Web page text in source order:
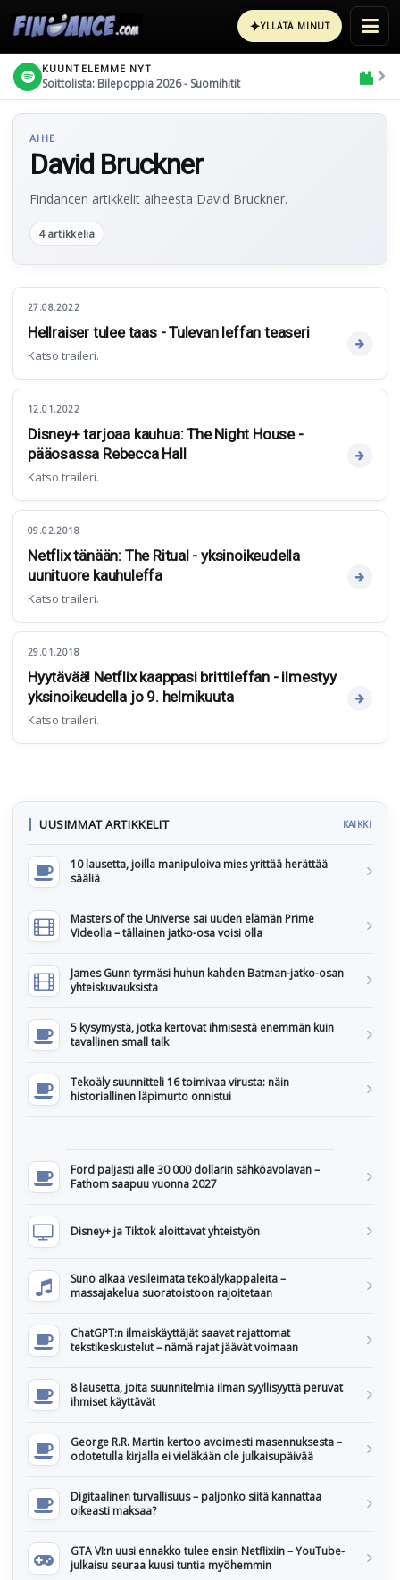
✦YLLÄTÄ MINUT
KUUNTELEMME NYT
Soittolista: Bilepoppia 2026 - Suomihitit
AIHE
David Bruckner
Findancen artikkelit aiheesta David Bruckner.
4 artikkelia
27.08.2022
Hellraiser tulee taas - Tulevan leffan teaseri
Katso traileri.
12.01.2022
Disney+ tarjoaa kauhua: The Night House -
pääosassa Rebecca Hall
Katso traileri.
09.02.2018
Netflix tänään: The Ritual - yksinoikeudella
uunituore kauhuleffa
Katso traileri.
29.01.2018
Hyytävää! Netflix kaappasi brittileffan - ilmestyy
yksinoikeudella jo 9. helmikuuta
Katso traileri.
UUSIMMAT ARTIKKELIT KAIKKI
10 lausetta, joilla manipuloiva mies yrittää herättää
sääliä
Masters of the Universe sai uuden elämän Prime
Videolla – tällainen jatko-osa voisi olla
James Gunn tyrmäsi huhun kahden Batman-jatko-osan
yhteiskuvauksista
5 kysymystä, jotka kertovat ihmisestä enemmän kuin
tavallinen small talk
Tekoäly suunnitteli 16 toimivaa virusta: näin
historiallinen läpimurto onnistui
Ford paljasti alle 30 000 dollarin sähköavolavan –
Fathom saapuu vuonna 2027
Disney+ ja Tiktok aloittavat yhteistyön
Suno alkaa vesileimata tekoälykappaleita –
massajakelua suoratoistoon rajoitetaan
ChatGPT:n ilmaiskäyttäjät saavat rajattomat
tekstikeskustelut – nämä rajat jäävät voimaan
8 lausetta, joita suunnitelmia ilman syyllisyyttä peruvat
ihmiset käyttävät
George R.R. Martin kertoo avoimesti masennuksesta –
odotetulla kirjalla ei vieläkään ole julkaisupäivää
Digitaalinen turvallisuus – paljonko siitä kannattaa
oikeasti maksaa?
GTA VI:n uusi ennakko tulee ensin Netflixiin – YouTube-
julkaisu seuraa kuusi tuntia myöhemmin